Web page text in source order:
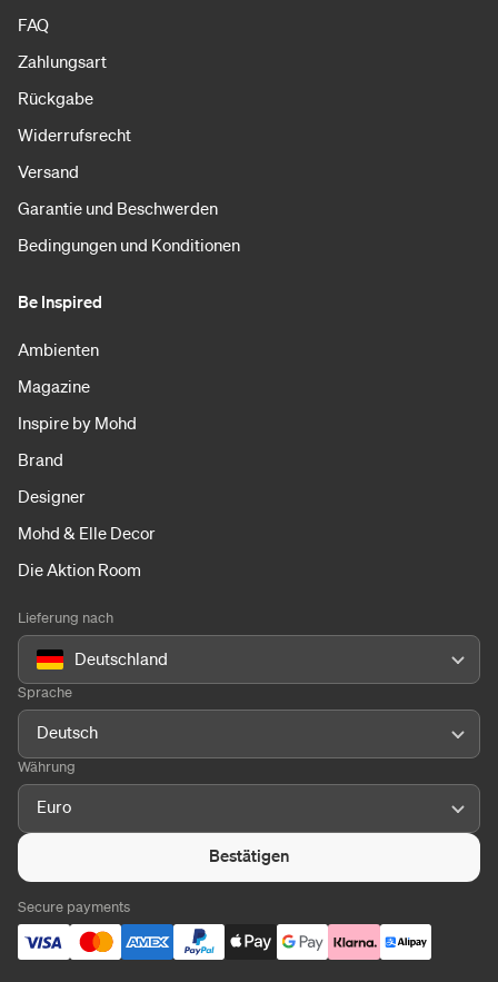
FAQ
Zahlungsart
Rückgabe
Widerrufsrecht
Versand
Garantie und Beschwerden
Bedingungen und Konditionen
Be Inspired
Ambienten
Magazine
Inspire by Mohd
Brand
Designer
Mohd & Elle Decor
Die Aktion Room
Lieferung nach
Deutschland
Sprache
Deutsch
Währung
Euro
Bestätigen
Secure payments